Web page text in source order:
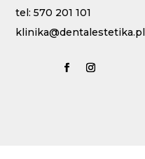
tel: 570 201 101
klinika@dentalestetika.pl